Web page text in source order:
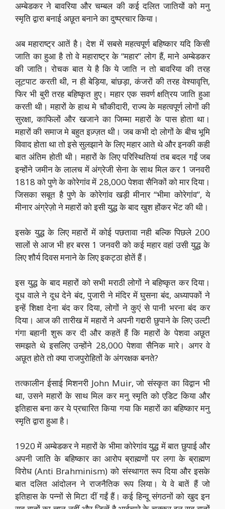
अम्बेडकर ने बावरिया और चम्बल की कई दलित जातियों को मनु
स्मृति द्वारा बनाई अछूत बनाने का दुष्प्रचार किया।
अब महाराष्ट्र आतें है। देश में सबसे महत्वपूर्ण बहिष्कार यदि किसी
जाति का हुआ है तो वे महाराष्ट्र के “महार” लोग हैं, माने अम्बेडकर
की जाति। रोचक बात ये है कि ये जाति न तो बावरिया की तरह
लूटपाट करती थी, न ही बेड़िया, बांछड़ा, कंजरों की तरह वेश्यावृत्ति,
फिर भी बुरी तरह बहिष्कृत हुए। महार एक सवर्ण क्षत्रिय जाति हुआ
करती थी। महारों के हाथ मे चौकीदारी, राज्य के महत्वपूर्ण लोगों की
सुरक्षा, काफिलों और खजाने का जिम्मा महारों के पास होता था।
महारों की समाज मे बहुत इज़्ज़त थी। जब कभी दो लोगों के बीच भूमि
विवाद होता था तो इसे सुलझाने के लिए महार आते थे और इनकी कही
बात अंतिम होती थी। महारों के लिए परिस्थितियां तब बदल गईं जब
इन्होंने जमीन के लालच में अंग्रेजी सेना के साथ मिल कर 1 जनवरी
1818 को पुणे के कोरेगांव में 28,000 पेशवा सैनिकों को मार दिया।
जिसका सबूत है पुणे के कोरेगांव खड़ी मीनार “भीमा कोरेगांव”, ये
मीनार अंग्रेज़ो ने महारों को इसी युद्ध के बाद खुश होंकर भेंट की थी।
इसके युद्ध के लिए महारों में कोई पछतावा नही बल्कि पिछले 200
सालों से आज भी हर बरस 1 जनवरी को कई महार वहां उसी युद्ध के
लिए शौर्य दिवस मनाने के लिए इकट्ठा होतें हैं।
इस युद्ध के बाद महारों को सभी मराठी लोगों ने बहिष्कृत कर दिया।
दूध वाले ने दूध देने बंद, पुजारी ने मंदिर में घुसना बंद, अध्यापकों ने
इन्हें शिक्षा देना बंद कर दिया, लोगों ने कुएं से पानी भरना बंद कर
दिया। आज की तारीख में महारों ने अपनी गद्दारी छुपाने के लिए उल्टी
गंगा बहानी शुरू कर दी और कहतें हैं कि महारों के पेशवा अछूत
समझते थे इसलिए उन्होंने 28,000 पेशवा सैनिक मारे। अगर वे
अछूत होते तो क्या राजपुरोहितों के अंगरक्षक बनते?
तत्कालीन ईसाई मिशनरी John Muir, जो संस्कृत का विद्वान भी
था, उसने महारों के साथ मिल कर मनु स्मृति को एडिट किया और
इतिहास बना कर ये प्रचारित किया गया कि महारों का बहिष्कार मनु
स्मृति द्वारा हुआ है।
1920 में अम्बेडकर ने महारों के भीमा कोरेगांव युद्ध में बात छुपाई और
अपनी जाति के बहिष्कार का आरोप ब्राह्मणों पर लगा के ब्राह्मण
विरोध (Anti Brahminism) को संस्थागत रूप दिया और इसके
बात दलित आंदोलन ने राजनैतिक रूप लिया। ये वे बातें हैं जो
इतिहास के पन्नों से मिटा दीं गईं हैं। कई हिन्दू संगठनों को खुद इन